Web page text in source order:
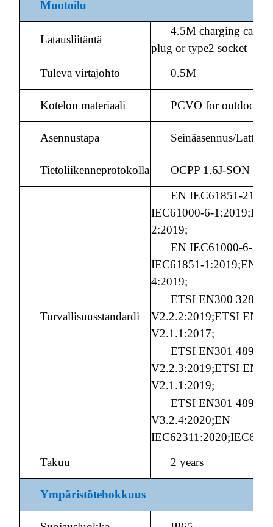
Muotoilu
Latausliitäntä
4.5M charging cable
plug or type2 socket
Tuleva virtajohto
0.5M
Kotelon materiaali PCVO for outdoor
Asennustapa Seinäasennus/
Tietoliikenneprotokolla OCPP 1.6J-SON
Turvallisuusstandardi
EN IEC61851-21-
IEC61000-6-1:2019;EN
2:2019;
EN IEC61000-6-
IEC61851-1:2019;EN
4:2019;
ETSI EN300 328
V2.2.2:2019;ETSI EN
V2.1.1:2017;
ETSI EN301 489-1
V2.2.3:2019;ETSI
V2.1.1:2019;
ETSI EN301 489-17
V3.2.4:2020;EN
Takuu
2 years
Ympäristötehokkuus